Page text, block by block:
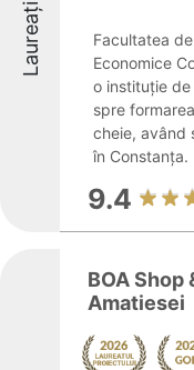
Laureați
Facultatea
Economice
o instituție
spre
cheie, având
în Constanța.
9.4
BOA Shop
Amatiesei